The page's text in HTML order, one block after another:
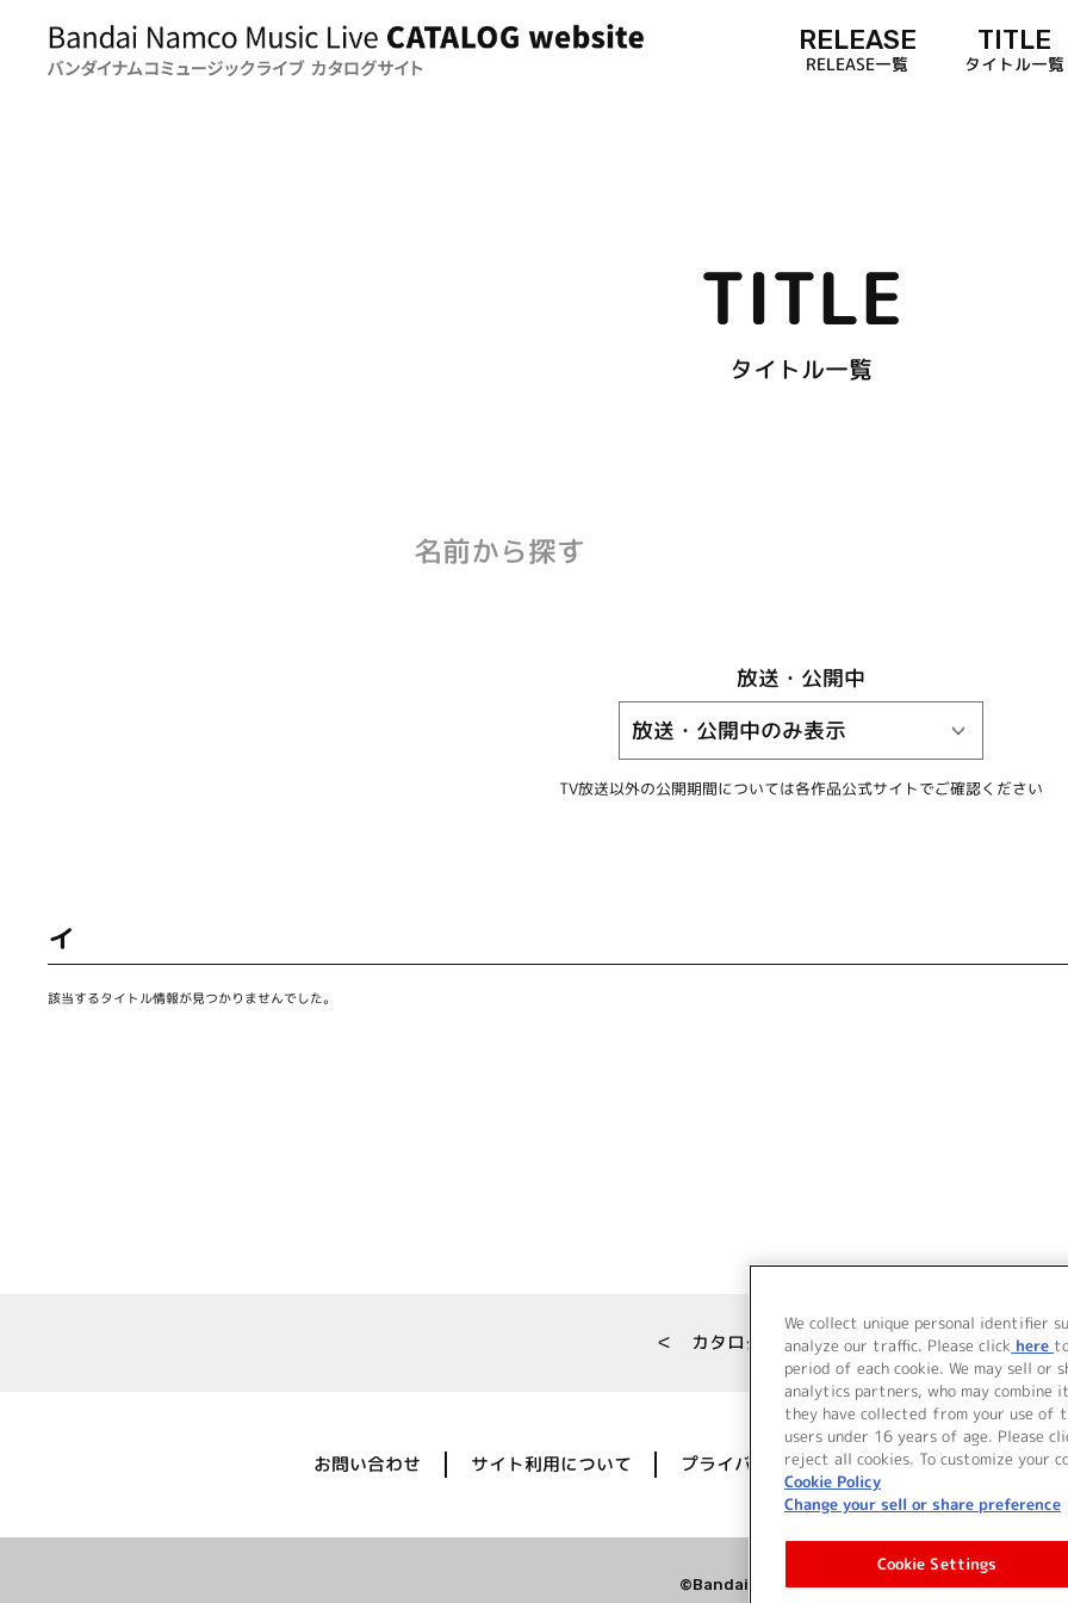
RELEASE
RELEASE一覧
TITLE
タイトル一覧
TITLE
タイトル一覧
名前から探す
放送・公開中
TV放送以外の公開期間については各作品公式サイトでご確認ください
イ
該当するタイトル情報が見つかりませんでした。
＜ カタログサイト トップページへ
お問い合わせ サイト利用について プライバシーポリシー 著作権／肖像権に
©Bandai Namco Music Live Inc.
We collect unique personal identifier
analyze our traffic. Please click here
period of each cookie. We may sell
analytics partners, who may
they have collected from your use of
users under 16 years of age. Please
reject all cookies. To customize your
Cookie Policy
Change your sell or share preference
Cookie Settings